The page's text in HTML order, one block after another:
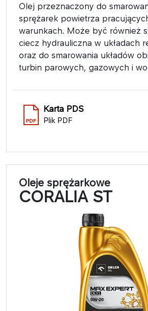
Olej przeznaczony do
sprężarek powietrza
warunkach. Może być również
ciecz hydrauliczna w układach
oraz do smarowania układów
turbin parowych, gazowych i
Karta PDS
Plik PDF
Oleje sprężarkowe
CORALIA ST